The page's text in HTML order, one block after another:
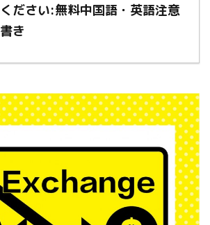
ください:無料中国語・英語注意
書き